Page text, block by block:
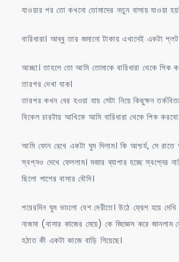
যাওয়ার পর তো কখনো তোমাদের নতুন বাসায় যাওয়া
বারিধারা। আব্বু তার জমানো টাকায় এখানেই একটা প্লট
আচ্ছা। তাহলে তো আমি তোমাকে বারিধারা থেকে পিক
তারপর দেখা যাক।
তারপর কখন বের হওয়া যায় সেটা নিয়ে কিছুক্ষন
বিকেল চারটায় আখিকে আমি বারিধারা থেকে পিক করবো।
আমি ফোন রেখে একটা ঘুম দিলাম। কি আশ্চর্য, সে রাতে
স্বপ্নও দেখে ফেললাম। মজার ব্যাপার হচ্ছে স্বপ্নের
ছিলো পাশের বাসার বৌদি।
পরেরদিন ঘুম ভাংলো বেশ দেরীতে। উঠে ফ্রেশ হয়ে
নাজমা (বাসার কাজের মেয়ে) কে জিজ্ঞেস করে
হঠাত কী একটা কাজে বাড়ি গিয়েছে।